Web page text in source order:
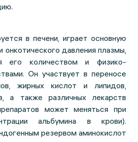
в печени, играет основную
давления плазмы,
его количеством и физико-
Он участвует в переносе
жирных кислот и липидов,
а также различных лекарств
может меняться при
альбумина в крови).
резервом аминокислот